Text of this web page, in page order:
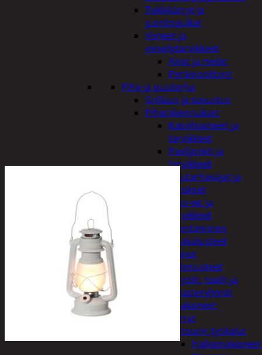
Tukkikärryt ja
juontopulkat
Veneet ja
veneilytarvikkeet
Airot ja melat
Perämoottorit
Piha ja puutarha
Grillaus ja savustus
Piharakennukset
Kasvihuoneet ja
tarvikkeet
Paviljonkit ja
tarvikkeet
Puutarhavajat ja
katokset
Ulko-wc ja
tarvikkeet
Piharakentaminen
Puutarhakalusteet
Keinut
Pehmusteet
Pöydät, tuolit ja
kalusteryhmät
Puutarhakoneet
Kärryt
Metsurin työkalut
Halkomakoneet